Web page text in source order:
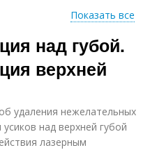
Губы до и
Показать все
над губой.
верхней
удаления нежелательных
над верхней губой
лазерным